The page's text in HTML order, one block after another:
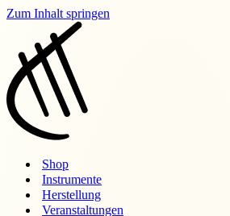
Zum Inhalt springen
Shop
Instrumente
Herstellung
Veranstaltungen